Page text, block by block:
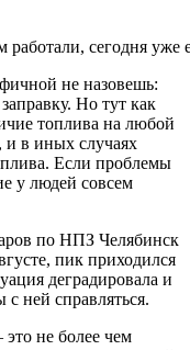
работали, сегодня
не назовешь:
Но тут как
топлива на любой
в иных случаях
Если проблемы
у людей совсем
по НПЗ Челябинск
пик приходился
деградировала и
ней справляться.
не более чем